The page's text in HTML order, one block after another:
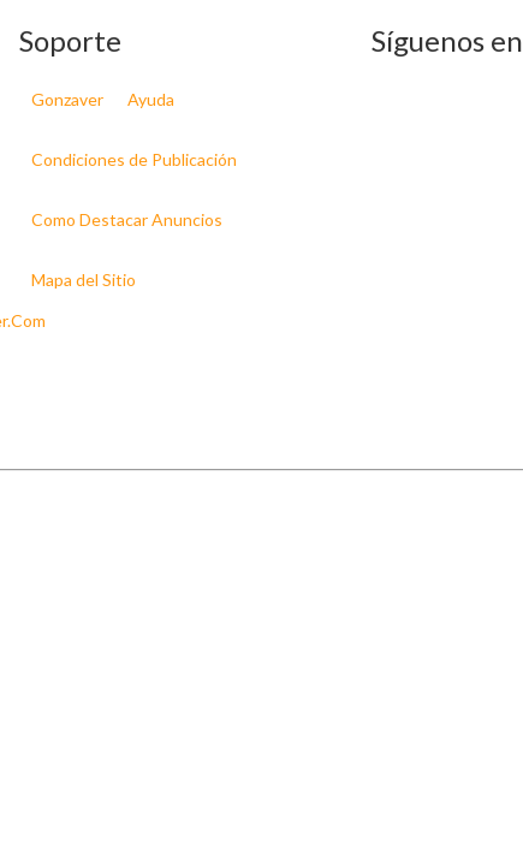
Soporte
Gonzaver Ayuda
Condiciones de Publicación
Como Destacar Anuncios
Mapa del Sitio
Síguenos en